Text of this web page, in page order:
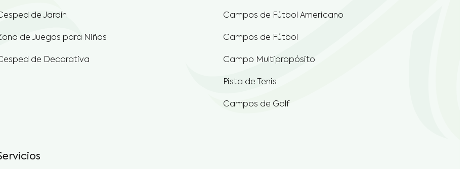
Zona de Juegos para Niños
Cesped de Decorativa
Campos de Fútbol
Campo Multipropósito
Pista de Tenis